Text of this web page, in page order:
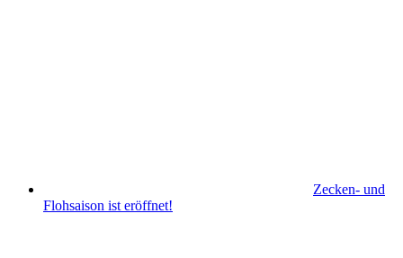
Zecken- und
Flohsaison ist eröffnet!